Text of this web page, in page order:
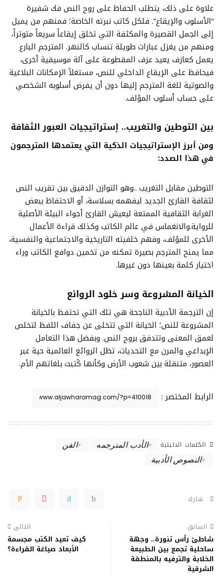
علاوة على ذلك، يتطلب الحفاظ على روح النص فك شفيرة
“الأسلوب والإيقاع”. فلكل كاتب نبرته الخاصة؛ فمنهم من يميل
إلى الجمل القصيرة والمكثفة التي تخلق إيقاعاً سريعاً متوتراً،
ومنهم من يغزل عبارات طويلة تنساب كالنهر. المترجم البارع
يعمل كعازف يعيد عزف المقطوعة على آلة موسيقية أخرى،
فيحافظ على الإيقاع الداخلي للنص، مستغلاً الإمكانات البلاغية
والصوتية للغة المترجم إليها دون أن يفرض أسلوبه الشخصي
على حساب أسلوب المؤلف.
بين التوطين والتغريب.. إستراتيجيات العبور الثقافة
ومن أبرز الإستراتيجيات الذكية التي يعتمدها المترجمون
في هذا الصدد:
التوطين مقابل التغريب ..وهو التوازن الدقيق بين تقريب النص
لثقافة القارئ الجديد ليفهمه بسلاسة، أو الاحتفاظ ببعض
الغرابة الثقافية الممتعة ليعيش القارئ أجواء البيئة الأصلية
للرواية.والانغماس في عالم الكاتب وكذلك قراءة الأعمال
الأخرى للمؤلف، وفهم خلفيته التاريخية والاجتماعية والنفسية،
مما يمنح المترجم بصيرة تمكنه من تخمين دوافع الكاتب وراء
اختيار كلمة بعينها دون غيرها.
الخيانة المشروعة وسر خلود الروائع
إن الترجمة الأدبية الناجحة هي تلك التي تحتفظ بالخيانة
المشروعة للنص؛ الخيانة التي تتخلى عن جفاف اللفظ لتخلص
لعمق المعنى وتتدفق بروح النص. وبفضل هذا التعامل
الإبداعي والمرن مع التحديات، تظل الروائع العالمية حية عبر
العصور، متنقلة بين شعوب الأرض وكأنها كُتبت بلغاتهم الأم.
الرابط المختصر :
الكلمات الدليلية الأدب المترجمه
الفن
النصوص الأدبية
شارك
السابق
شاطئ رأس تنورة.. وجهة
ساحلية تجمع بين الطبيعة
الخلابة والترفيه بالمنطقة
الشرقية
التالي
كيف تعيد الكتب مجسمة
الأبعاد صياغة القراءة؟